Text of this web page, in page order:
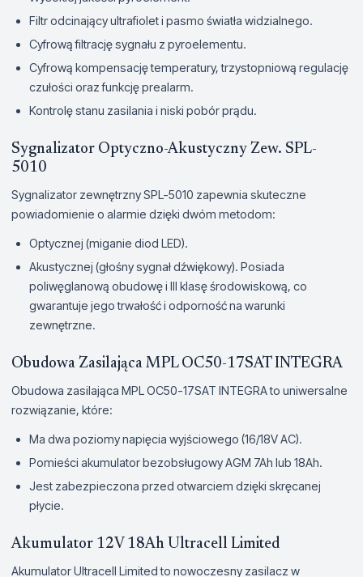
Filtr odcinający ultrafiolet i pasmo światła widzialnego.
Cyfrową filtrację sygnału z pyroelementu.
Cyfrową kompensację temperatury, trzystopniową regulację
czułości oraz funkcję prealarm.
Kontrolę stanu zasilania i niski pobór prądu.
Sygnalizator Optyczno-Akustyczny Zew. SPL-
5010
Sygnalizator zewnętrzny SPL-5010 zapewnia skuteczne
powiadomienie o alarmie dzięki dwóm metodom:
Optycznej (miganie diod LED).
Akustycznej (głośny sygnał dźwiękowy). Posiada
poliwęglanową obudowę i III klasę środowiskową, co
gwarantuje jego trwałość i odporność na warunki
zewnętrzne.
Obudowa Zasilająca MPL OC50-17SAT INTEGRA
Obudowa zasilająca MPL OC50-17SAT INTEGRA to uniwersalne
rozwiązanie, które:
Ma dwa poziomy napięcia wyjściowego (16/18V AC).
Pomieści akumulator bezobsługowy AGM 7Ah lub 18Ah.
Jest zabezpieczona przed otwarciem dzięki skręcanej
płycie.
Akumulator 12V 18Ah Ultracell Limited
Akumulator Ultracell Limited to nowoczesny zasilacz w